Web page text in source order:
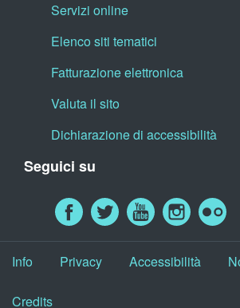
Servizi online
Elenco siti tematici
Fatturazione elettronica
Valuta il sito
Dichiarazione di accessibilità
Seguici su
Info Privacy Accessibilità
Credits